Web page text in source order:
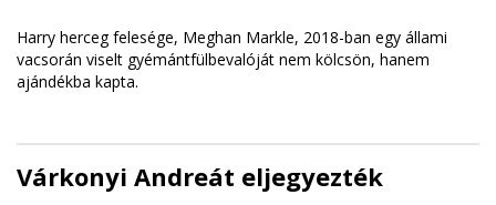
Harry herceg felesége, Meghan Markle, 2018-ban egy állami
vacsorán viselt gyémántfülbevalóját nem kölcsön, hanem
ajándékba kapta.
Várkonyi Andreát eljegyezték